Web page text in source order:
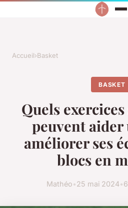
Accueil›Basket
BASKET
Quels
peuvent aider
améliorer ses
blocs en
Mathéo•25 mai 2024•